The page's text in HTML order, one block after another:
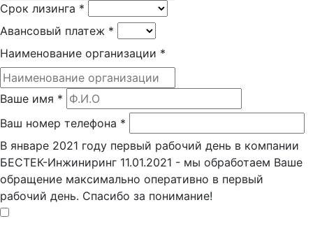
Срок лизинга *
Авансовый платеж *
Наименование организации *
Ваше имя *
Ваш номер телефона *
В январе 2021 году первый рабочий день в компании
БЕСТЕК-Инжиниринг 11.01.2021 - мы обработаем Ваше
обращение максимально оперативно в первый
рабочий день. Спасибо за понимание!